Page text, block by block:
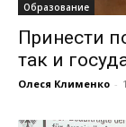
Образование
Принести
так и
Олеся Клименко -